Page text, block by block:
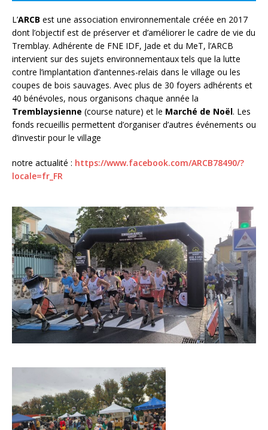
L’ARCB est une association environnementale créée en 2017
dont l’objectif est de préserver et d’améliorer le cadre de vie du
Tremblay. Adhérente de FNE IDF, Jade et du MeT, l’ARCB
intervient sur des sujets environnementaux tels que la lutte
contre l’implantation d’antennes-relais dans le village ou les
coupes de bois sauvages. Avec plus de 30 foyers adhérents et
40 bénévoles, nous organisons chaque année la
Tremblaysienne (course nature) et le Marché de Noël. Les
fonds recueillis permettent d’organiser d’autres événements ou
d’investir pour le village
notre actualité : https://www.facebook.com/ARCB78490/?
locale=fr_FR